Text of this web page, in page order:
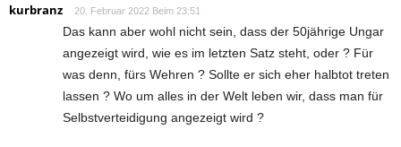
kurbranz 20. Februar 2022 Beim 23:51
Das kann aber wohl nicht sein, dass der 50jährige Ungar
angezeigt wird, wie es im letzten Satz steht, oder ? Für
was denn, fürs Wehren ? Sollte er sich eher halbtot treten
lassen ? Wo um alles in der Welt leben wir, dass man für
Selbstverteidigung angezeigt wird ?